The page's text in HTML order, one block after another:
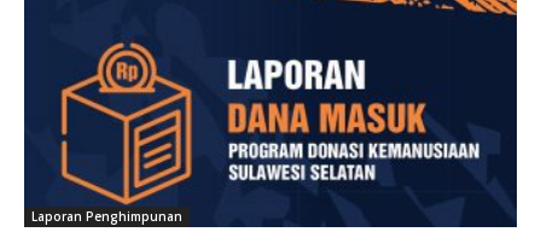
Laporan Penghimpunan